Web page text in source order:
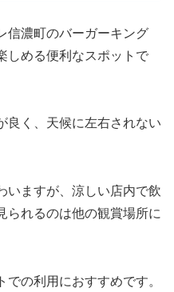
信濃町のバーガーキング
しめる便利なスポットで
良く、天候に左右されない
いますが、涼しい店内で飲
られるのは他の観賞場所に
の利用におすすめです。